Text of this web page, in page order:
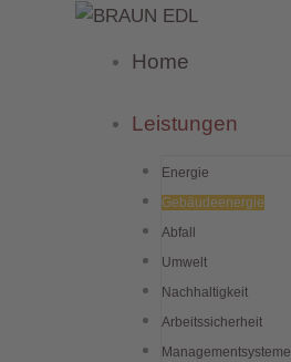
Home
Leistungen
Energie
Gebäudeenergie
Abfall
Umwelt
Nachhaltigkeit
Arbeitssicherheit
Managementsysteme